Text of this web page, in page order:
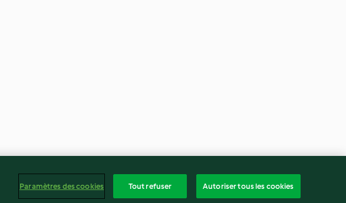
Paramètres des cookies Tout refuser Autoriser tous les cookies